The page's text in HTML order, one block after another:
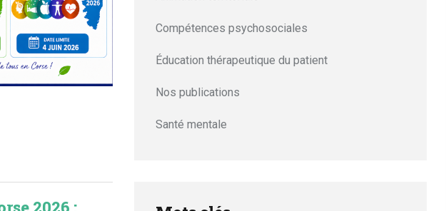
Compétences psychosociales
Éducation thérapeutique du patient
Nos publications
Santé mentale